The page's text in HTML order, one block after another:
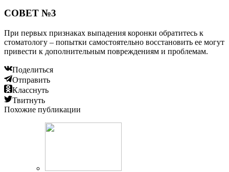
СОВЕТ №3
При первых признаках выпадения коронки обратитесь к
стоматологу – попытки самостоятельно восстановить ее могут
привести к дополнительным повреждениям и проблемам.
Поделиться
Отправить
Класснуть
Твитнуть
Похожие публикации